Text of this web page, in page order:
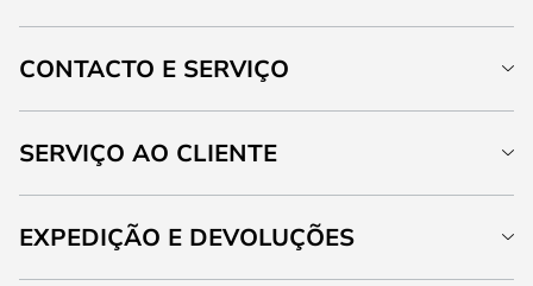
CONTACTO E SERVIÇO
SERVIÇO AO CLIENTE
EXPEDIÇÃO E DEVOLUÇÕES